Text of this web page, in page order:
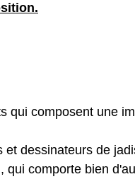
qui composent une
et dessinateurs de
comporte bien